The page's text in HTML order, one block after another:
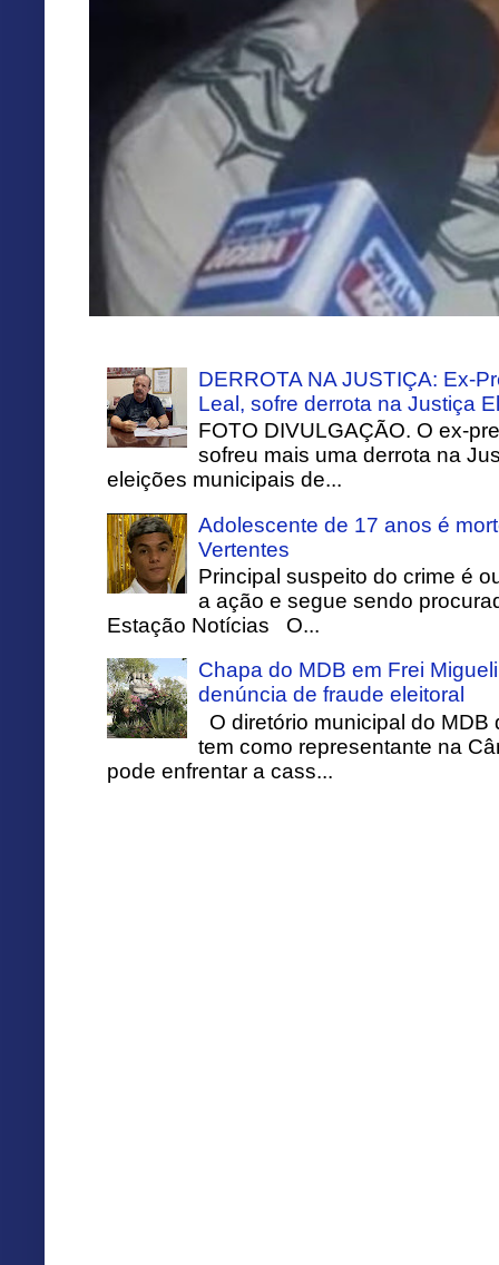
DERROTA NA JUSTIÇA: Ex-
Leal, sofre derrota na Justiça
FOTO DIVULGAÇÃO. O ex-
sofreu mais uma derrota na
eleições municipais de...
Adolescente de 17 anos é
Vertentes
Principal suspeito do crime é
a ação e segue sendo
Estação Notícias O...
Chapa do MDB em Frei
denúncia de fraude eleitoral
O diretório municipal do
tem como representante na
pode enfrentar a cass...